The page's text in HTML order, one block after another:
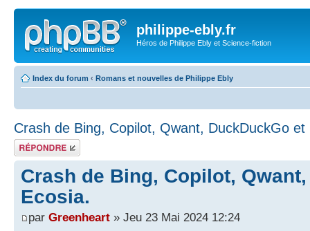
philippe-ebly.fr
Héros de Philippe Ebly et Science-fiction
Index du forum ‹ Romans et nouvelles de Philippe Ebly
Crash de Bing, Copilot, Qwant, DuckDuckGo et
Répondre
Crash de Bing, Copilot,
Ecosia.
par Greenheart » Jeu 23 Mai 2024 12:24